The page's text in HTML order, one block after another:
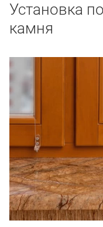
Установка
камня